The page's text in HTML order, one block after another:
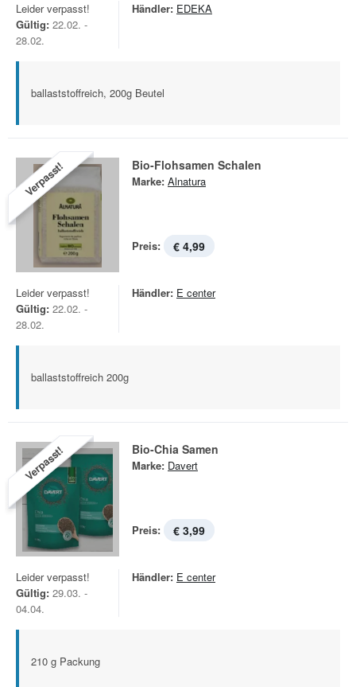
Leider verpasst!
Gültig: 22.02. -
28.02.
Händler: EDEKA
ballaststoffreich, 200g Beutel
Verpasst! Bio-Flohsamen Schalen
Marke: Alnatura
Preis: € 4,99
Leider verpasst!
Gültig: 22.02. -
28.02.
Händler: E center
ballaststoffreich 200g
Verpasst! Bio-Chia Samen
Marke: Davert
Preis: € 3,99
Leider verpasst!
Gültig: 29.03. -
04.04.
Händler: E center
210 g Packung